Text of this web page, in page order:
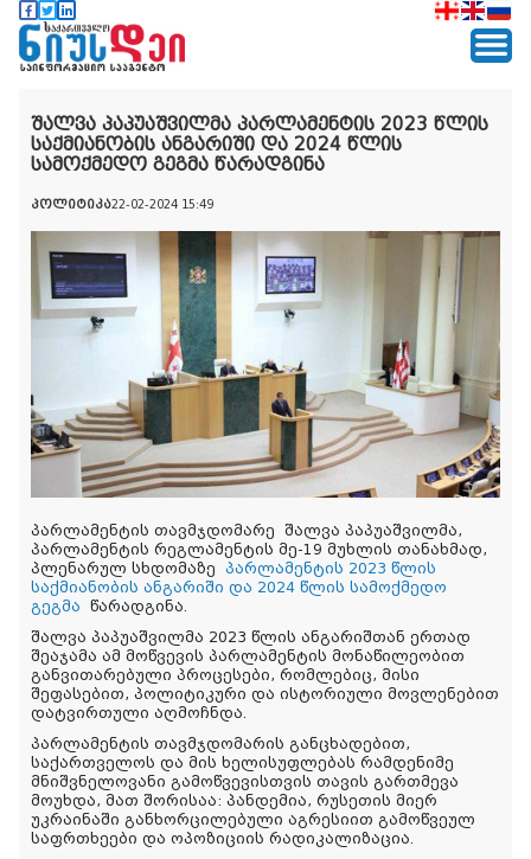
შალვა პაპუაშვილმა პარლამენტის 2023 წლის
საქმიანობის ანგარიში და 2024 წლის
სამოქმედო გეგმა წარადგინა
პოლიტიკა22-02-2024 15:49
პარლამენტის თავმჯდომარე შალვა პაპუაშვილმა,
პარლამენტის რეგლამენტის მე-19 მუხლის თანახმად,
პლენარულ სხდომაზე პარლამენტის 2023 წლის
საქმიანობის ანგარიში და 2024 წლის სამოქმედო
გეგმა წარადგინა.
შალვა პაპუაშვილმა 2023 წლის ანგარიშთან ერთად
შეაჯამა ამ მოწვევის პარლამენტის მონაწილეობით
განვითარებული პროცესები, რომლებიც, მისი
შეფასებით, პოლიტიკური და ისტორიული მოვლენებით
დატვირთული აღმოჩნდა.
პარლამენტის თავმჯდომარის განცხადებით,
საქართველოს და მის ხელისუფლებას რამდენიმე
მნიშვნელოვანი გამოწვევისთვის თავის გართმევა
მოუხდა, მათ შორისაა: პანდემია, რუსეთის მიერ
უკრაინაში განხორცილებული აგრესიით გამოწვეულ
საფრთხეები და ოპოზიციის რადიკალიზაცია.